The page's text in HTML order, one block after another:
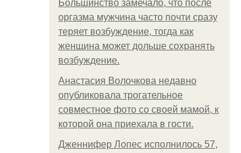
Большинство замечало, что после
оргазма мужчина часто почти сразу
теряет возбуждение, тогда как
женщина может дольше сохранять
возбуждение.
Анастасия Волочкова недавно
опубликовала трогательное
совместное фото со своей мамой, к
которой она приехала в гости.
Дженнифер Лопес исполнилось 57,